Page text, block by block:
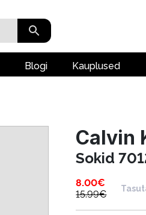
Blogi Kauplused
Calvin
Sokid
8.00€
15.99€